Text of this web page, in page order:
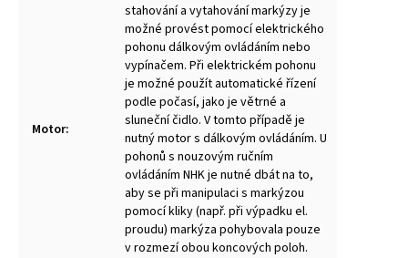
Motor:
stahování a vytahování markýzy je
možné provést pomocí elektrického
pohonu dálkovým ovládáním nebo
vypínačem. Při elektrickém pohonu
je možné použít automatické řízení
podle počasí, jako je větrné a
sluneční čidlo. V tomto případě je
nutný motor s dálkovým ovládáním. U
pohonů s nouzovým ručním
ovládáním NHK je nutné dbát na to,
aby se při manipulaci s markýzou
pomocí kliky (např. při výpadku el.
proudu) markýza pohybovala pouze
v rozmezí obou koncových poloh.